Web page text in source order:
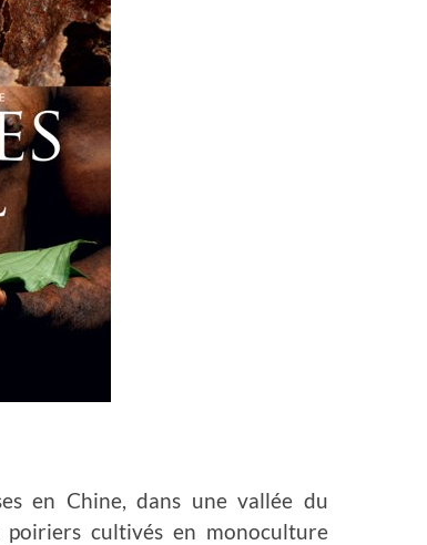
en Chine, dans une vallée du
cultivés en monoculture